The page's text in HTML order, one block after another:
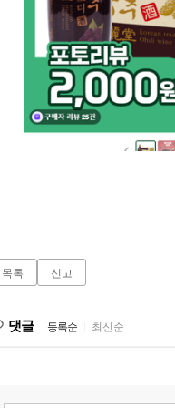
목록 신고
댓글 등록순 최신순